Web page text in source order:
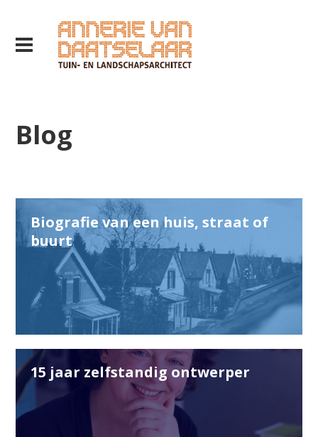
Blog
Biografie van een huis, straat of
buurt
15 jaar zelfstandig ontwerper